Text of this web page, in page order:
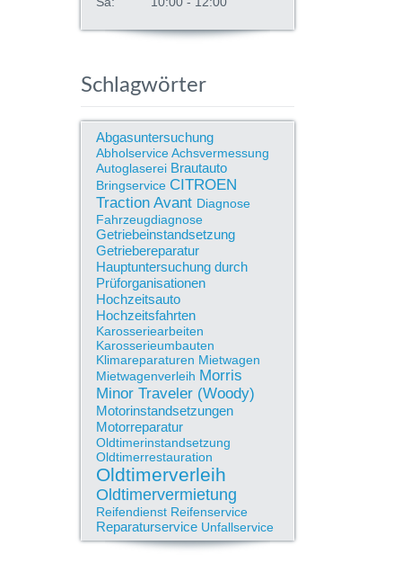
Schlagwörter
Abgasuntersuchung
AbholserviceAchsvermessung
Autoglaserei Brautauto
Bringservice CITROEN
Traction Avant Diagnose
Fahrzeugdiagnose
Getriebeinstandsetzung
Getriebereparatur
Hauptuntersuchung durch
Prüforganisationen
Hochzeitsauto
Hochzeitsfahrten
Karosseriearbeiten
Karosserieumbauten
Klimareparaturen Mietwagen
Mietwagenverleih Morris
Minor Traveler (Woody)
Motorinstandsetzungen
Motorreparatur
Oldtimerinstandsetzung
Oldtimerrestauration
Oldtimerverleih
Oldtimervermietung
Reifendienst Reifenservice
Reparaturservice Unfallservice